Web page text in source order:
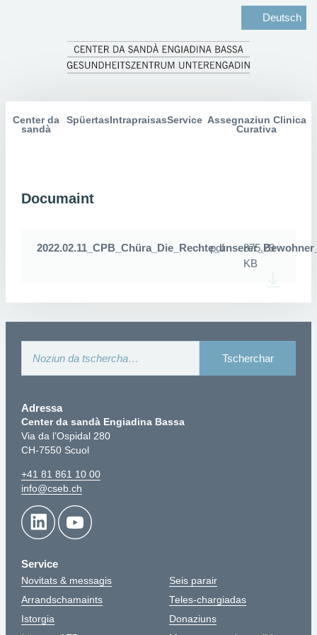
Deutsch
Center da
sandà
Spüertas IntrapraisasService Assegnaziun Clinica
Curativa
Documaint
pdf
875.29
KB
Adressa
Center da sandà Engiadina Bassa
Via da l’Ospidal 280
CH-7550 Scuol
+41 81 861 10 00
info@cseb.ch
Service
Novitats & messagis
Arrandschamaints
Istorgia
Seis parair
Teles-chargiadas
Donaziuns